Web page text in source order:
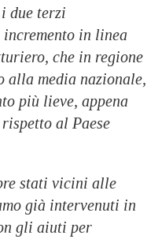
due terzi
incremento in linea
che in regione
alla media nazionale,
più lieve, appena
al Paese
stati vicini alle
già intervenuti in
gli aiuti per